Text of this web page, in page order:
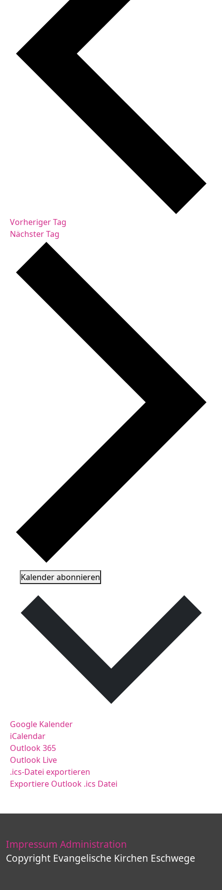
Vorheriger Tag
Nächster Tag
Kalender abonnieren
Google Kalender
iCalendar
Outlook 365
Outlook Live
.ics-Datei exportieren
Exportiere Outlook .ics Datei
Impressum Administration
Copyright Evangelische Kirchen Eschwege